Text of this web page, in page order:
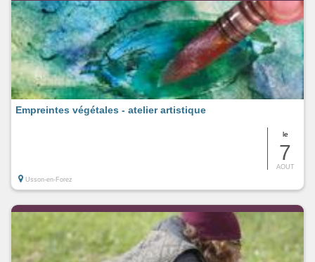
le
7
AOUT
Empreintes végétales - atelier artistique
Usson-en-Forez